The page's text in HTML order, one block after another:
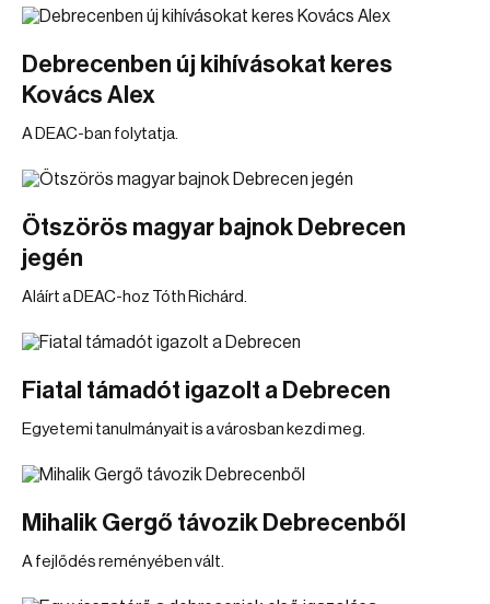
Debrecenben új kihívásokat keres
Kovács Alex
A DEAC-ban folytatja.
Ötszörös magyar bajnok Debrecen
jegén
Aláírt a DEAC-hoz Tóth Richárd.
Fiatal támadót igazolt a Debrecen
Egyetemi tanulmányait is a városban kezdi meg.
Mihalik Gergő távozik Debrecenből
A fejlődés reményében vált.